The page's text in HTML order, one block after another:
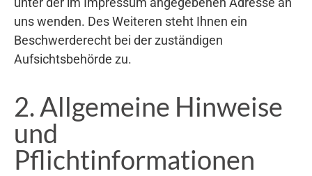
uns wenden. Des Weiteren steht Ihnen ein
Beschwerderecht bei der zuständigen
Aufsichtsbehörde zu.
2. Allgemeine Hinweise
und
Pflichtinformationen